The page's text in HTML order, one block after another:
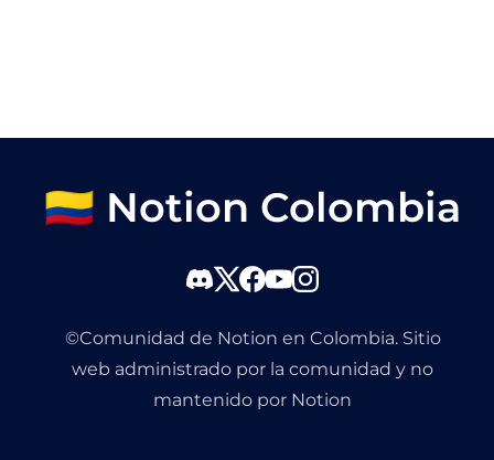
🇨🇴 Notion Colombia
©Comunidad de Notion en Colombia. Sitio
web administrado por la comunidad y no
mantenido por Notion